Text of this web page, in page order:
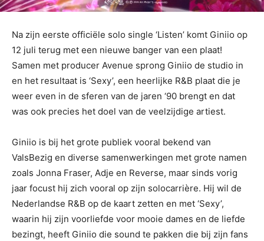
Na zijn eerste officiële solo single ‘Listen’ komt Giniio op
12 juli terug met een nieuwe banger van een plaat!
Samen met producer Avenue sprong Giniio de studio in
en het resultaat is ‘Sexy’, een heerlijke R&B plaat die je
weer even in de sferen van de jaren ‘90 brengt en dat
was ook precies het doel van de veelzijdige artiest.
Giniio is bij het grote publiek vooral bekend van
ValsBezig en diverse samenwerkingen met grote namen
zoals Jonna Fraser, Adje en Reverse, maar sinds vorig
jaar focust hij zich vooral op zijn solocarrière. Hij wil de
Nederlandse R&B op de kaart zetten en met ‘Sexy’,
waarin hij zijn voorliefde voor mooie dames en de liefde
bezingt, heeft Giniio die sound te pakken die bij zijn fans